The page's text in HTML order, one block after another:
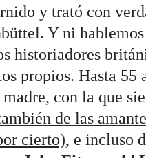
y trató con
Y ni
historiadores
propios. Hasta 55
madre, con la que
de las
cierto), e incluso